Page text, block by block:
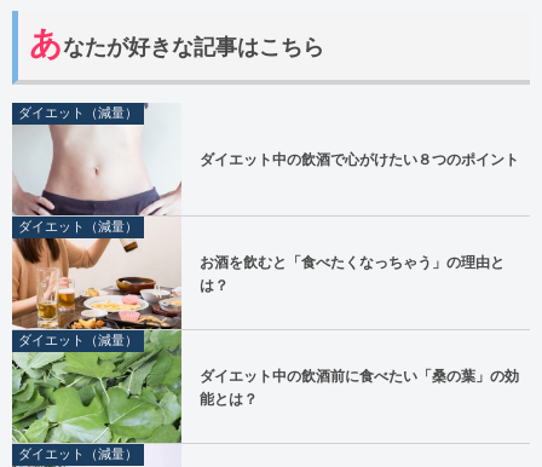
あなたが好きな記事はこちら
ダイエット（減量）
ダイエット中の飲酒で心がけたい８つのポイント
ダイエット（減量）
お酒を飲むと「食べたくなっちゃう」の理由と
は？
ダイエット（減量）
ダイエット中の飲酒前に食べたい「桑の葉」の効
能とは？
ダイエット（減量）